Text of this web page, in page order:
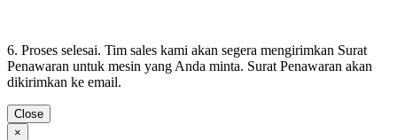
6. Proses selesai. Tim sales kami akan segera mengirimkan Surat
Penawaran untuk mesin yang Anda minta. Surat Penawaran akan
dikirimkan ke email.
Close
×